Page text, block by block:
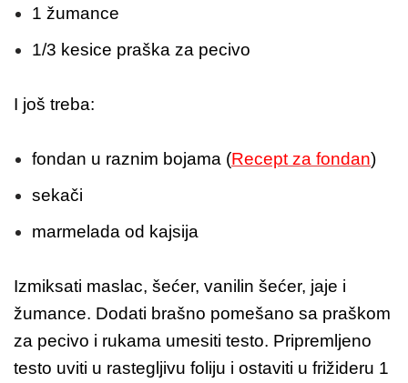
1 žumance
1/3 kesice praška za pecivo
I još treba:
fondan u raznim bojama (Recept za fondan)
sekači
marmelada od kajsija
Izmiksati maslac, šećer, vanilin šećer, jaje i
žumance. Dodati brašno pomešano sa praškom
za pecivo i rukama umesiti testo. Pripremljeno
testo uviti u rastegljivu foliju i ostaviti u frižideru 1